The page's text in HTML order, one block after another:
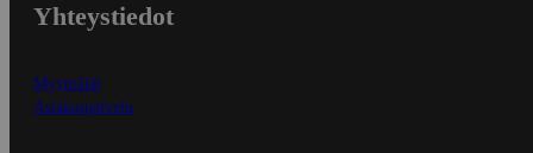
Yhteystiedot
Myymälät
Asiakaspalvelu